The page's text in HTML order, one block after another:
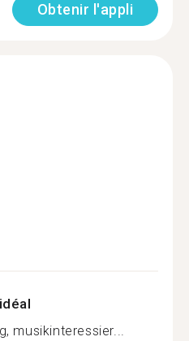
Obtenir l'appli
musikinteressier...